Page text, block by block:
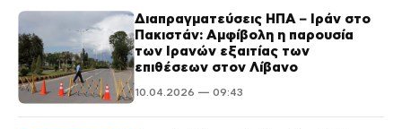
Διαπραγματεύσεις ΗΠΑ – Ιράν στο
Πακιστάν: Αμφίβολη η παρουσία
των Ιρανών εξαιτίας των
επιθέσεων στον Λίβανο
10.04.2026 — 09:43